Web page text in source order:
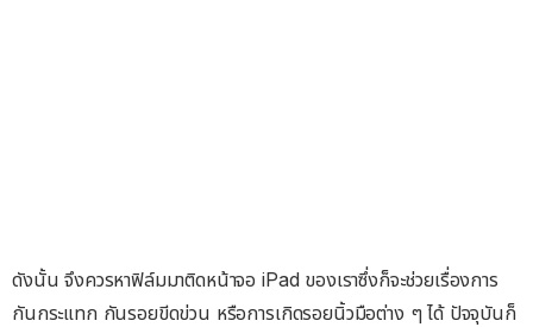
ดังนั้น จึงควรหาฟิล์มมาติดหน้าจอ iPad ของเราซึ่งก็จะช่วยเรื่องการ
กันกระแทก กันรอยขีดข่วน หรือการเกิดรอยนิ้วมือต่าง ๆ ได้ ปัจจุบันก็